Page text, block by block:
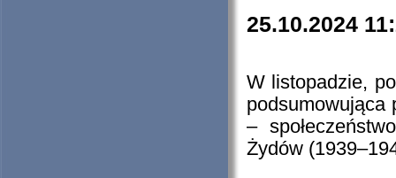
25.10.2024
W listopadzie,
podsumowująca
–
Żydów